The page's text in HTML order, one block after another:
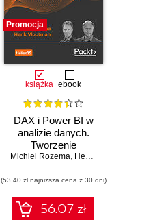
Promocja
książka ebook
DAX i Power BI w
analizie danych.
Tworzenie
zaawansowanych i
dla biznesu
Michiel Rozema, Henk Vlootman
(53,40 zł najniższa cena z 30 dni)
56.07 zł